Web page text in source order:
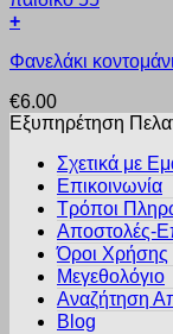
σελίδα
του
προϊόντος
επιλογές
να
στη
σελίδα
προϊόντος
+
το
έχει
πολλαπλές
επιλογές
μπορούν
επιλεγούν
σελίδα
Φανελάκι
€6.00
Εξυπηρέτηση
Σχετικά με
Επικοινωνία
Τρόποι
Αποστολές-
Όροι Χρήσης
Μεγεθολόγιο
Αναζήτηση
Blog